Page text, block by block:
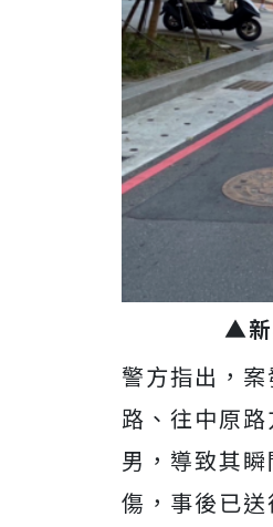
▲新
警方指出，
路、往中原
男，導致其
傷，事後已